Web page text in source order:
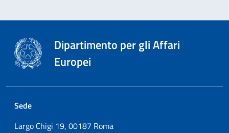
Dipartimento per gli Affari
Europei
Sede
Largo Chigi 19, 00187 Roma